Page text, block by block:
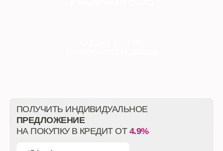
ПОЛУЧИТЬ ИНДИВИДУАЛЬНОЕ
ПРЕДЛОЖЕНИЕ
НА ПОКУПКУ В КРЕДИТ ОТ 4.9%